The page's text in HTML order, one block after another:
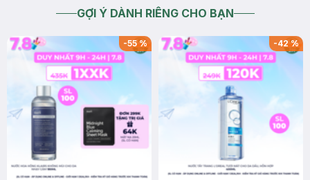
GỢI Ý DÀNH RIÊNG CHO BẠN
-55% -42%